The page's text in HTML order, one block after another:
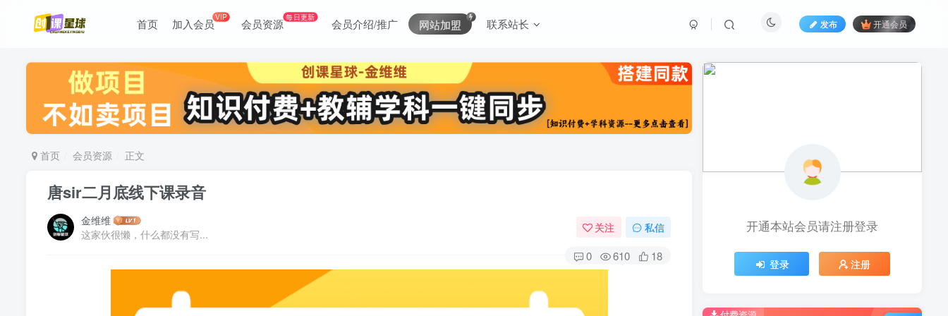
首页 加入会员VIP 会员资源 每日更新 会员介绍/推广 网站加盟 联系站长 发布 开通会员
首页 会员资源 正文
唐sir二月底线下课录音
金维维
这家伙很懒，什么都没有写...
关注 私信
0 610 18
开通本站会员请注册登录
登录 注册